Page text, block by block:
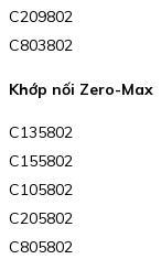
C209802
C803802
Khớp nối Zero-Max
C135802
C155802
C105802
C205802
C805802